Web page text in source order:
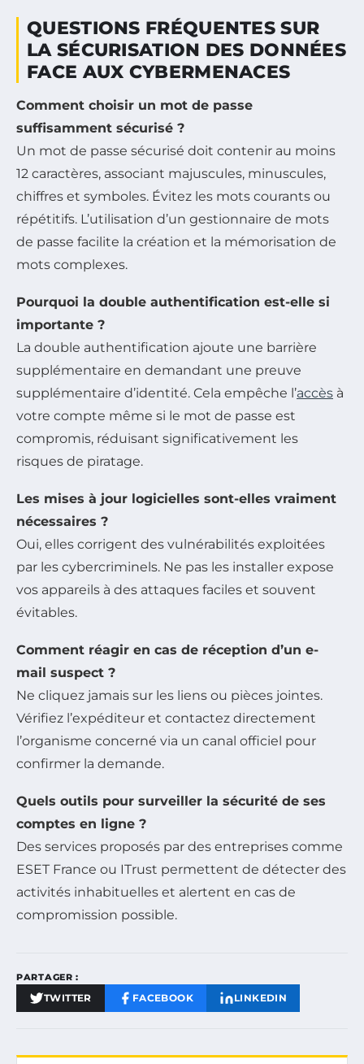
QUESTIONS FRÉQUENTES SUR
LA SÉCURISATION DES DONNÉES
FACE AUX CYBERMENACES
Comment choisir un mot de passe
suffisamment sécurisé ?
Un mot de passe sécurisé doit contenir au moins
12 caractères, associant majuscules, minuscules,
chiffres et symboles. Évitez les mots courants ou
répétitifs. L’utilisation d’un gestionnaire de mots
de passe facilite la création et la mémorisation de
mots complexes.
Pourquoi la double authentification est-elle si
importante ?
La double authentification ajoute une barrière
supplémentaire en demandant une preuve
supplémentaire d’identité. Cela empêche l’accès à
votre compte même si le mot de passe est
compromis, réduisant significativement les
risques de piratage.
Les mises à jour logicielles sont-elles vraiment
nécessaires ?
Oui, elles corrigent des vulnérabilités exploitées
par les cybercriminels. Ne pas les installer expose
vos appareils à des attaques faciles et souvent
évitables.
Comment réagir en cas de réception d’un e-
mail suspect ?
Ne cliquez jamais sur les liens ou pièces jointes.
Vérifiez l’expéditeur et contactez directement
l’organisme concerné via un canal officiel pour
confirmer la demande.
Quels outils pour surveiller la sécurité de ses
comptes en ligne ?
Des services proposés par des entreprises comme
ESET France ou ITrust permettent de détecter des
activités inhabituelles et alertent en cas de
compromission possible.
PARTAGER :
TWITTER FACEBOOK LINKEDIN